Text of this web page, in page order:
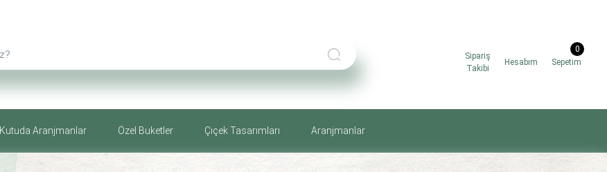
Sipariş
Takibi
Hesabım Sepetim
0
Kutuda Aranjmanlar Özel Buketler Çiçek Tasarımları Aranjmanlar